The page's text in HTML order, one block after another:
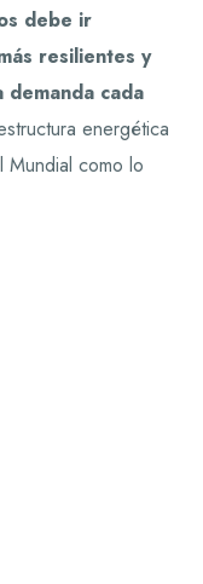
debe ir
resilientes y
cada
energética
Mundial como lo